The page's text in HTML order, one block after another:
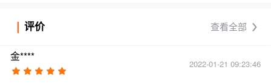
评价 查看全部
金****
2022-01-21 09:23:46